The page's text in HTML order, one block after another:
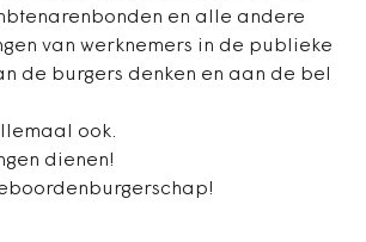
en alle andere
van werknemers in de publieke
de burgers denken en aan de bel
ook.
dienen!